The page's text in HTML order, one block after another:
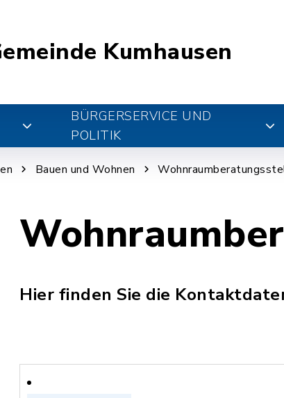
Kumhausen
BÜRGERSERVICE UND
POLITIK
Bauen und Wohnen
Hier finden Sie die